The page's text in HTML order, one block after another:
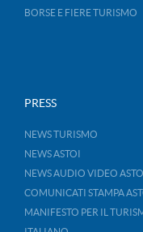
BORSE E FIERE TURISMO
PRESS
NEWS TURISMO
NEWS ASTOI
NEWS AUDIO VIDEO
COMUNICATI STAMPA
MANIFESTO PER IL